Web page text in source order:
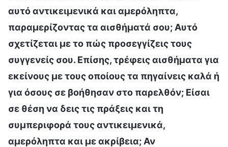
αυτό αντικειμενικά και αμερόληπτα,
παραμερίζοντας τα αισθήματά σου; Αυτό
σχετίζεται με το πώς προσεγγίζεις τους
συγγενείς σου. Επίσης, τρέφεις αισθήματα για
εκείνους με τους οποίους τα πηγαίνεις καλά ή
για όσους σε βοήθησαν στο παρελθόν; Είσαι
σε θέση να δεις τις πράξεις και τη
συμπεριφορά τους αντικειμενικά,
αμερόληπτα και με ακρίβεια; Αν